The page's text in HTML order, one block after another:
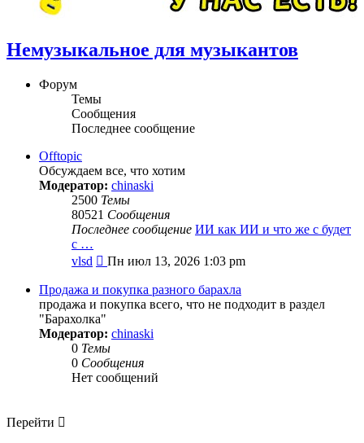
Немузыкальное для музыкантов
Форум
Темы
Сообщения
Последнее сообщение
Offtopic
Обсуждаем все, что хотим
Модератор: chinaski
2500 Темы
80521 Сообщения
Последнее сообщение ИИ как ИИ и что же с будет
с …
vlsd
Перейти
последнему
сообщению
Пн июл 13, 2026 1:03 pm
Продажа и покупка разного барахла
продажа и покупка всего, что не подходит в раздел
"Барахолка"
Модератор: chinaski
0 Темы
0 Сообщения
Нет сообщений
Перейти